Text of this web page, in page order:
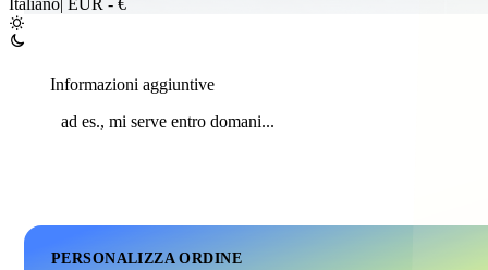
Italiano| EUR - €
Informazioni aggiuntive
PERSONALIZZA ORDINE